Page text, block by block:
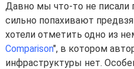
Давно мы что-то не писали
сильно попахивают
хотели отметить одно из
Comparison", в котором
инфраструктуры нет.